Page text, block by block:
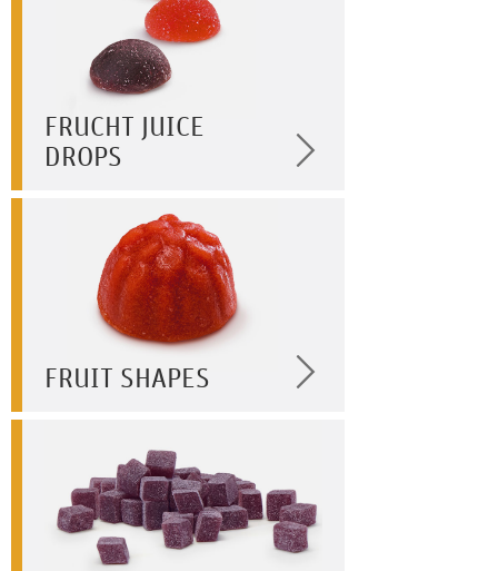
FRUCHT JUICE
DROPS
FRUIT SHAPES